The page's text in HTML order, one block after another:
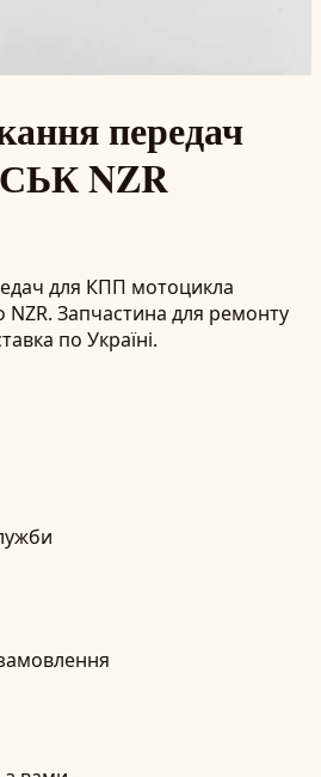
передач
NZR
для КПП мотоцикла
Запчастина для ремонту
по Україні.